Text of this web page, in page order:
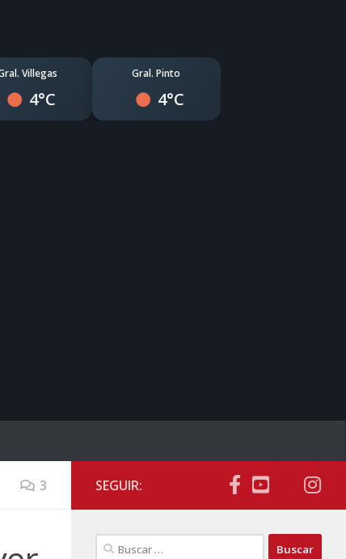
Villegas
4°C
Gral. Pinto
4°C
3 SEGUIR:
Buscar: